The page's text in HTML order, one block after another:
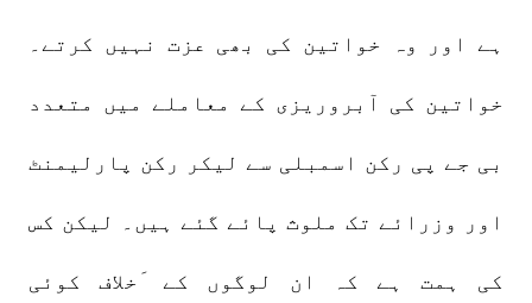
ہے اور وہ خواتین کی بھی عزت نہیں کرتے۔
خواتین کی آبروریزی کے معاملے میں متعدد
بی جے پی رکن اسمبلی سے لیکر رکن پارلیمنٹ
اور وزرائے تک ملوث پائے گئے ہیں۔ لیکن کس
کی ہمت ہے کہ ان لوگوں کے َخلاف کوئی